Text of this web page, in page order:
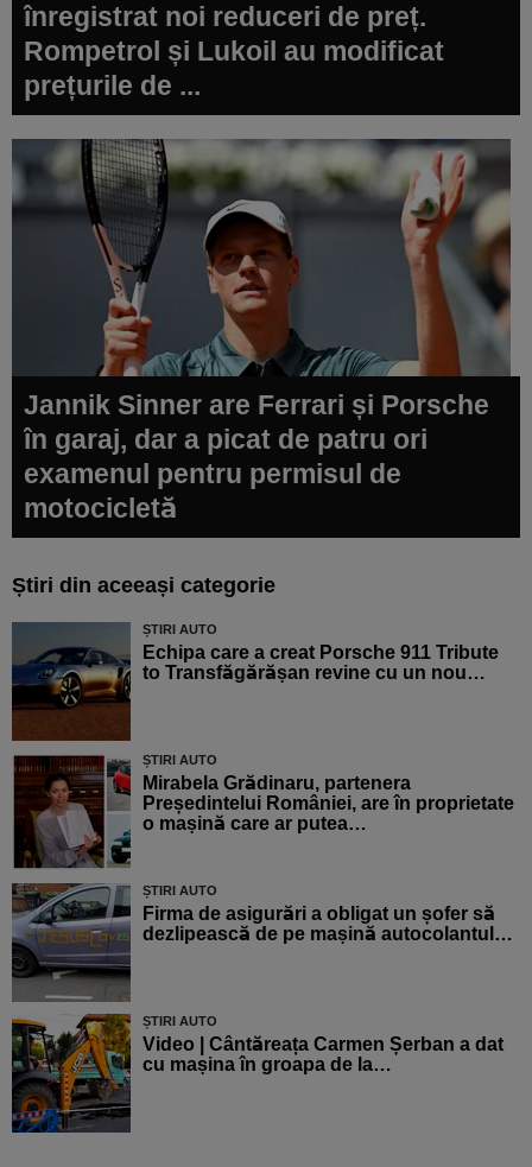
înregistrat noi reduceri de preț.
Rompetrol și Lukoil au modificat
prețurile de ...
Jannik Sinner are Ferrari și Porsche
în garaj, dar a picat de patru ori
examenul pentru permisul de
motocicletă
Știri din aceeași categorie
ȘTIRI AUTO
Echipa care a creat Porsche 911 Tribute
to Transfăgărășan revine cu un nou…
ȘTIRI AUTO
Mirabela Grădinaru, partenera
Președintelui României, are în proprietate
o mașină care ar putea…
ȘTIRI AUTO
Firma de asigurări a obligat un șofer să
dezlipească de pe mașină autocolantul…
ȘTIRI AUTO
Video | Cântăreața Carmen Șerban a dat
cu mașina în groapa de la…